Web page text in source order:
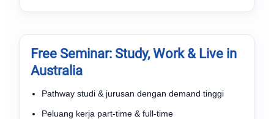
Free Seminar: Study, Work & Live in
Australia
Pathway studi & jurusan dengan demand tinggi
Peluang kerja part-time & full-time